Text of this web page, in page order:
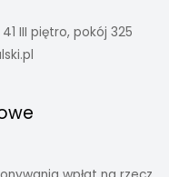
III piętro, pokój 325